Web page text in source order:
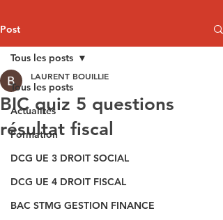
Post
Tous les posts
Actualités
Formation
DCG UE 3 DROIT SOCIAL
DCG UE 4 DROIT FISCAL
BAC STMG GESTION FINANCE
Tous les posts
BIC quiz 5 questions
résultat fiscal
LAURENT BOUILLIE